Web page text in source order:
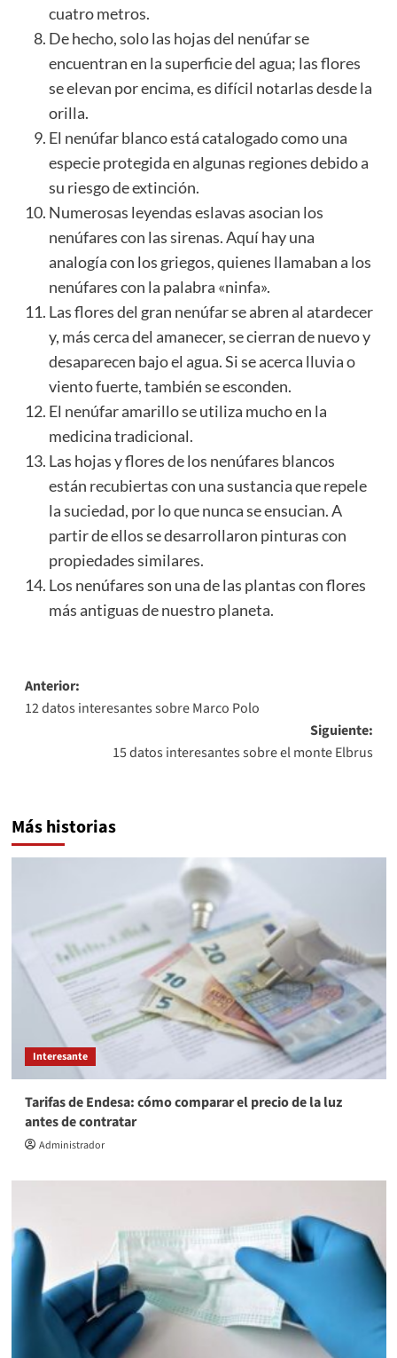
cuatro metros.
De hecho, solo las hojas del nenúfar se
encuentran en la superficie del agua; las flores
se elevan por encima, es difícil notarlas desde la
orilla.
El nenúfar blanco está catalogado como una
especie protegida en algunas regiones debido a
su riesgo de extinción.
Numerosas leyendas eslavas asocian los
nenúfares con las sirenas. Aquí hay una
analogía con los griegos, quienes llamaban a los
nenúfares con la palabra «ninfa».
Las flores del gran nenúfar se abren al atardecer
y, más cerca del amanecer, se cierran de nuevo y
desaparecen bajo el agua. Si se acerca lluvia o
viento fuerte, también se esconden.
El nenúfar amarillo se utiliza mucho en la
medicina tradicional.
Las hojas y flores de los nenúfares blancos
están recubiertas con una sustancia que repele
la suciedad, por lo que nunca se ensucian. A
partir de ellos se desarrollaron pinturas con
propiedades similares.
Los nenúfares son una de las plantas con flores
más antiguas de nuestro planeta.
Navegación
de
entradas
Anterior:
12 datos interesantes sobre Marco Polo
Siguiente:
15 datos interesantes sobre el monte Elbrus
Más historias
Interesante
Tarifas de Endesa: cómo comparar el precio de la luz
antes de contratar
Administrador